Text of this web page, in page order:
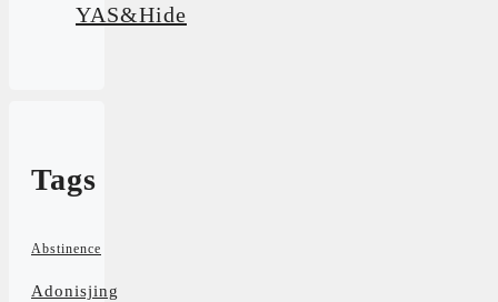
YAS&Hide
Tags
Abstinence
Adonisjing